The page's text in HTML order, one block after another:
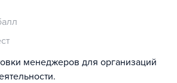
менеджеров для организаций